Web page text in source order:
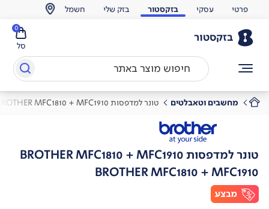
פרטי עסקי בזקסטור בזק שלי חשמל
בזקסטור
סל
0
מחשבים וטאבלטים טונר למדפסות BROTHER MFC1810 + MFC1910
טונר למדפסות BROTHER MFC1810 + MFC1910
BROTHER MFC1810 + MFC1910